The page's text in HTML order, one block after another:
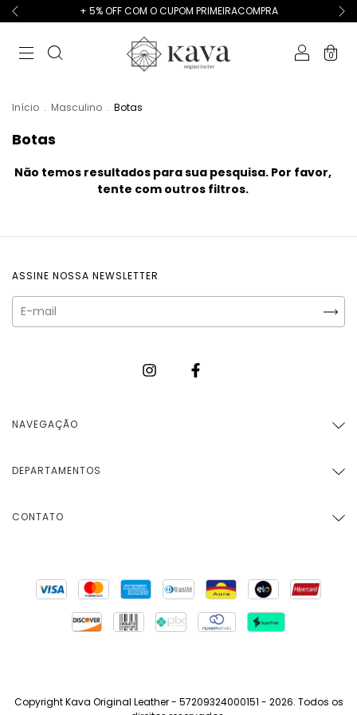
+ 5% OFF COM O CUPOM PRIMEIRACOMPRA
0
Início . Masculino . Botas
Botas
Não temos resultados para sua pesquisa. Por favor,
tente com outros filtros.
ASSINE NOSSA NEWSLETTER
NAVEGAÇÃO
DEPARTAMENTOS
CONTATO
Copyright Kava Original Leather - 57209324000151 - 2026. Todos os